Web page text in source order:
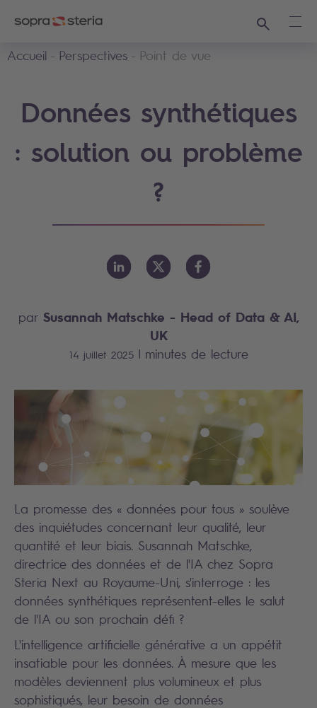
Recherche
Accueil
Perspectives Point de vue
Données synthétiques
: solution ou problème
?
par Susannah Matschke - Head of Data & AI,
UK
14 juillet 2025 | minutes de lecture
La promesse des « données pour tous » soulève
des inquiétudes concernant leur qualité, leur
quantité et leur biais. Susannah Matschke,
directrice des données et de l'IA chez Sopra
Steria Next au Royaume-Uni, s'interroge : les
données synthétiques représentent-elles le salut
de l'IA ou son prochain défi ?
L'intelligence artificielle générative a un appétit
insatiable pour les données. À mesure que les
modèles deviennent plus volumineux et plus
sophistiqués, leur besoin de données